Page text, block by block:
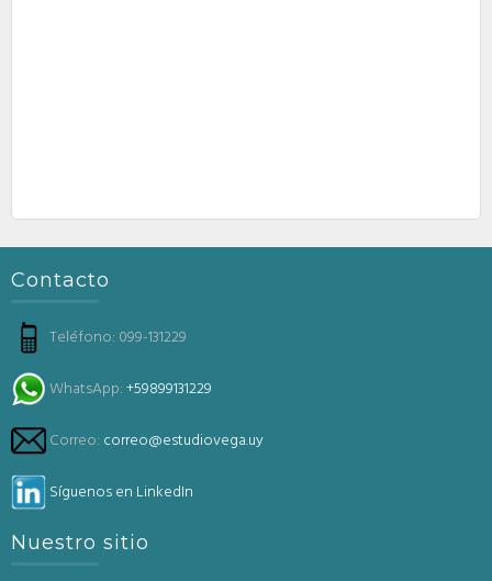
Contacto
Teléfono: 099-131229
WhatsApp:+59899131229
Correo: correo@estudiovega.uy
Síguenos en LinkedIn
Nuestro sitio